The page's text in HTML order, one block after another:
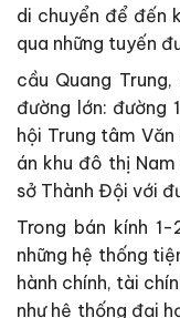
di chuyển để đến
qua những tuyến
cầu Quang
đường lớn: đường
hội Trung tâm
án khu đô thị
sở Thành Đội với
Trong bán kính
những hệ thống
hành chính, tài
như hệ thống đại